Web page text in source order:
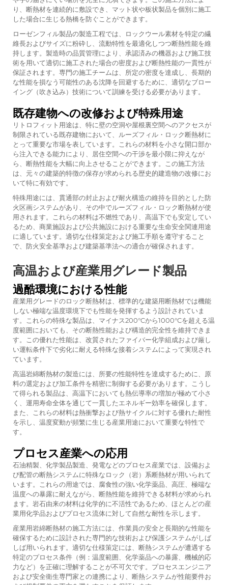
り、断熱材を連続的に敷設でき、マット状や板状製品を個別に施工
した場合に生じる熱橋を防ぐことができます。
ローゼンフィル製品の製造工程では、ロックウール素材を特定の繊
維長およびサイズに粉砕し、流動特性を最適化しつつ断熱性能を維
持します。製造時の品質管理により、承認済みの機器および施工技
術を用いて適切に施工された場合の密度および断熱性能の一貫性が
保証されます。専門の施工チームは、所定の密度を達成し、長期的
な性能を損なう可能性のある沈降を回避するために、適切なブロー
イング（吹き込み）技術について訓練を受ける必要があります。
既存建物への改修および特殊用途
リトロフィット用途は、特に壁の空洞や屋根裏空間へのアクセスが
制限されている既存建物において、ルーズフィル・ロック断熱材に
とって重要な市場を表しています。これらの材料を小さな開口部か
ら注入できる能力により、居住空間への干渉を最小限に抑えなが
ら、断熱性能を大幅に向上させることができます。この施工方法
は、元々の建築的特徴の保存が求められる歴史的建造物の改修にお
いて特に有効です。
特殊用途には、貫通部の封止および耐火構造の維持を目的とした防
火区画システムがあり、その中でルーズフィル・ロック断熱材が使
用されます。これらの材料は不燃性であり、高温下でも安定してい
るため、商業施設および公共施設における重要な生命安全関連用途
に適しています。適切な仕様策定および施工手順を遵守すること
で、防火安全基準および建築基準法への適合が確保されます。
高温および産業用グレード製品
過酷環境における性能
産業用グレードのロック断熱材は、標準的な建築用断熱材では機能
しない極端な温度環境下でも性能を発揮するよう設計されていま
す。これらの特殊な製品は、マイナス200°Cから1000°Cを超える温
度範囲においても、その断熱性能および構造的完全性を維持できま
す。この優れた性能は、改質されたファイバー化学組成および厳し
い運転条件下で劣化に耐える特殊な接着システムによって実現され
ています。
高温岩綿断熱材の製造には、所要の性能特性を達成するために、原
料の選定および加工条件を精密に制御する必要があります。こうし
て得られる製品は、高温下においても熱伝導率の増加が極めて小さ
く、運用寿命全体を通じて一貫したエネルギー効率を確保します。
また、これらの材料は熱衝撃および熱サイクルに対する優れた耐性
を示し、温度変動が頻繁に生じる産業用途において重要な特性で
す。
プロセス産業への応用
石油精製、化学製品製造、発電などのプロセス産業では、設備およ
び配管の断熱システムに特殊なロック（岩）系断熱材が用いられて
います。これらの用途では、腐食性の強い化学薬品、高圧、極端な
温度への暴露に耐えながら、断熱性能を維持できる材料が求められ
ます。岩石由来の材料は化学的に不活性であるため、ほとんどの産
業用化学品およびプロセス流体に対して自然な耐性を示します。
産業用岩綿断熱材の施工方法には、作業員の安全と長期的な性能を
確保するために設計された専門的な技術および保護システムがしば
しば用いられます。適切な仕様策定には、断熱システムが遭遇する
特定のプロセス条件（例：温度範囲、化学薬品への暴露、機械的応
力など）を正確に理解することが不可欠です。プロセスエンジニア
および安全衛生専門家との連携により、断熱システムが性能要件お